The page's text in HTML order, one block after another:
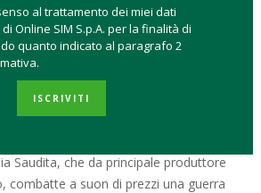
e il Brent a 41 dollari che sono
dal febbraio 2009, scatenando le
del comparto energetico e portando
le borse.
dell’oro nero a ben guardare ha ben
le naturali dinamiche di mercato di
Saudita, che da principale produttore
combatte a suon di prezzi una guerra
al trattamento dei miei dati
Online SIM S.p.A. per la finalità di
quanto indicato al paragrafo 2
ISCRIVITI